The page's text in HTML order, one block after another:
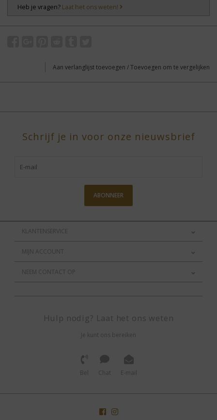
Heb je vragen? Laat het ons weten!
Aan verlanglijst toevoegen /Toevoegen om te vergelijken
Schrijf je in voor onze nieuwsbrief
ABONNEER
KLANTENSERVICE
MIJN ACCOUNT
NEEM CONTACT OP
Hulp nodig? Laat het ons weten
Je kunt ons bereiken
Bel Chat E-mail